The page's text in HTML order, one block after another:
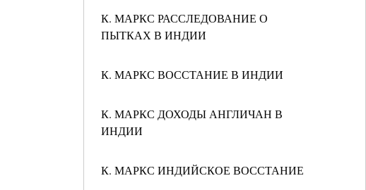
К. МАРКС РАССЛЕДОВАНИЕ О
ПЫТКАХ В ИНДИИ
К. МАРКС ВОССТАНИЕ В ИНДИИ
К. МАРКС ДОХОДЫ АНГЛИЧАН В
ИНДИИ
К. МАРКС ИНДИЙСКОЕ ВОССТАНИЕ